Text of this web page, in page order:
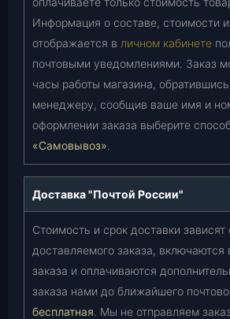
Информация о составе, стоимости и
отображается в личном кабинете
почтовыми уведомлениями. Заказ
часы работы магазина,
менеджеру, сообщив ваше имя и
оформлении заказа выберите
«Самовывоз».
Доставка "Почтой России"
Стоимость и срок доставки зависят
доставляемого заказа, включаются
заказа и оплачиваются
заказа нами до ближайшего
бесплатная. Мы не отправляем